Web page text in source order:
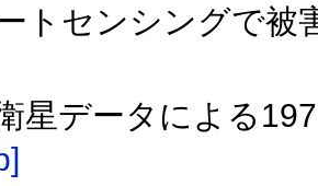
トセンシングで
星データによる